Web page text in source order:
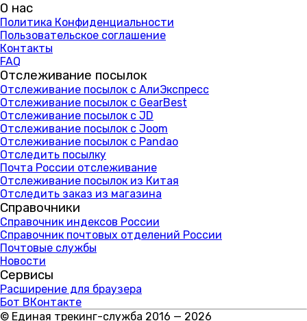
О нас
Политика Конфиденциальности
Пользовательское соглашение
Контакты
FAQ
Отслеживание посылок
Отслеживание посылок с АлиЭкспресс
Отслеживание посылок с GearBest
Отслеживание посылок с JD
Отслеживание посылок с Joom
Отслеживание посылок с Pandao
Отследить посылку
Почта России отслеживание
Отслеживание посылок из Китая
Отследить заказ из магазина
Справочники
Справочник индексов России
Справочник почтовых отделений России
Почтовые службы
Новости
Сервисы
Расширение для браузера
Бот ВКонтакте
© Единая трекинг-служба 2016 — 2026